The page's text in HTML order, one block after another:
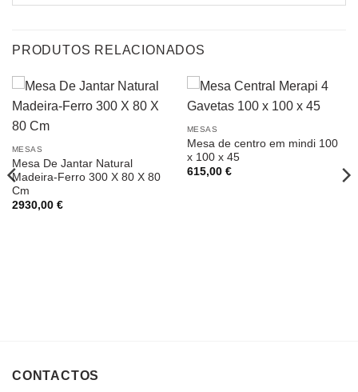
PRODUTOS RELACIONADOS
MESAS
Mesa De Jantar Natural
Madeira-Ferro 300 X 80 X 80
Cm
2930,00 €
MESAS
Mesa de centro em mindi 100
x 100 x 45
615,00 €
CONTACTOS